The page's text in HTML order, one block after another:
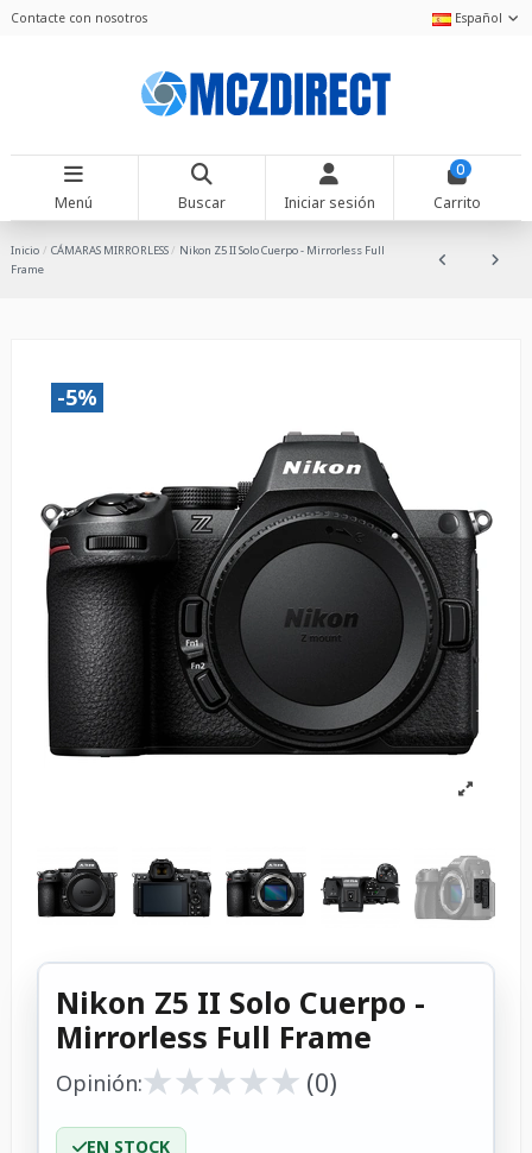
Contacte con nosotros Español
Menú Buscar Iniciar sesión
0
Carrito
Inicio CÁMARAS MIRRORLESS
Nikon Z5 II Solo Cuerpo - Mirrorless Full
Frame
-5%
Nikon Z5 II Solo Cuerpo -
Mirrorless Full Frame
Opinión:★
★★
★★
★★
★★
★ (0)
EN STOCK